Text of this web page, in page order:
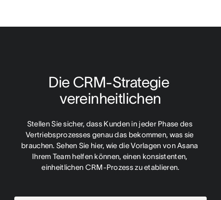
Die CRM-Strategie
vereinheitlichen
Stellen Sie sicher, dass Kunden in jeder Phase des
Vertriebsprozesses genau das bekommen, was sie
brauchen. Sehen Sie hier, wie die Vorlagen von Asana
Ihrem Team helfen können, einen konsistenten,
einheitlichen CRM-Prozess zu etablieren.